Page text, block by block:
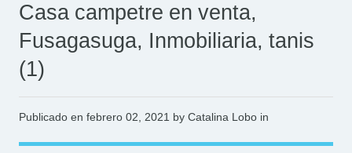
Casa campetre en venta,
Fusagasuga, Inmobiliaria, tanis
(1)
Publicado en febrero 02, 2021 by Catalina Lobo in